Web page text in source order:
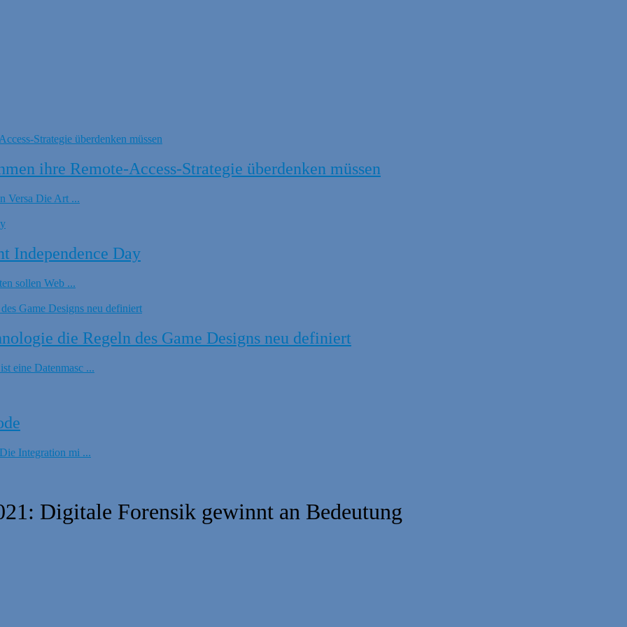
ihre Remote-Access-Strategie überdenken müssen
Versa Die Art ...
Independence Day
sollen Web ...
die Regeln des Game Designs neu definiert
eine Datenmasc ...
Integration mi ...
Digitale Forensik gewinnt an Bedeutung